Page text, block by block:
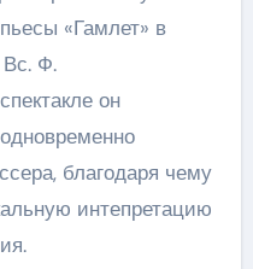
«Гамлет» в
Вс. Ф.
он
благодаря чему
интепретацию